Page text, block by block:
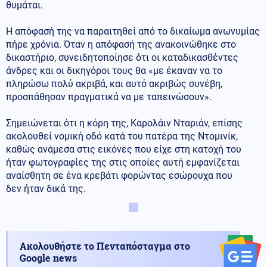
θυμάται.
Η απόφασή της να παραιτηθεί από το δικαίωμα ανωνυμίας
πήρε χρόνια. Όταν η απόφασή της ανακοινώθηκε στο
δικαστήριο, συνειδητοποίησε ότι οι καταδικασθέντες
άνδρες και οι δικηγόροι τους θα «με έκαναν να το
πληρώσω πολύ ακριβά, και αυτό ακριβώς συνέβη,
προσπάθησαν πραγματικά να με ταπεινώσουν».
Σημειώνεται ότι η κόρη της, Καρολάιν Νταριάν, επίσης
ακολουθεί νομική οδό κατά του πατέρα της Ντομινίκ,
καθώς ανάμεσα στις εικόνες που είχε στη κατοχή του
ήταν φωτογραφίες της στις οποίες αυτή εμφανίζεται
αναίσθητη σε ένα κρεβάτι φορώντας εσώρουχα που
δεν ήταν δικά της.
Ακολουθήστε το Πενταπόσταγμα στο
Google news